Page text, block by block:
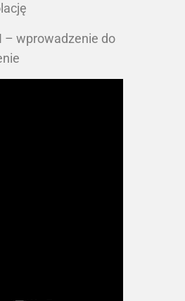
– wprowadzenie do